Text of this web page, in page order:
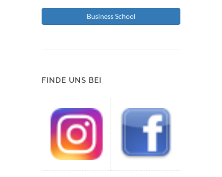
Business School
FINDE UNS BEI